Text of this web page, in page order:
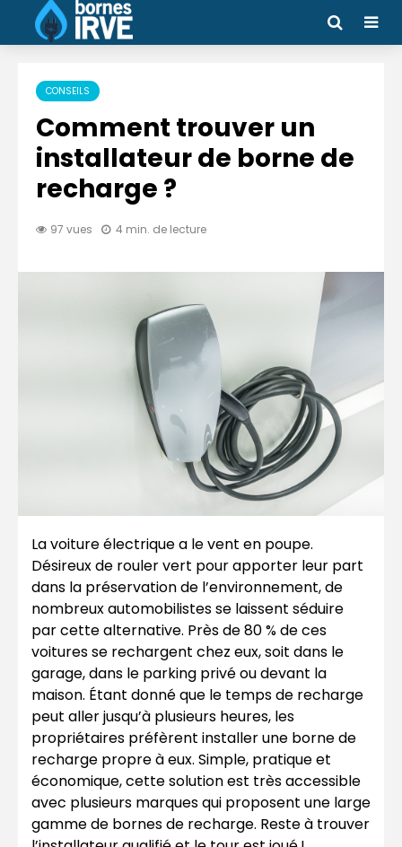
CONSEILS
Comment trouver un
installateur de borne de
recharge ?
97 vues 4 min. de lecture
La voiture électrique a le vent en poupe.
Désireux de rouler vert pour apporter leur part
dans la préservation de l’environnement, de
nombreux automobilistes se laissent séduire
par cette alternative. Près de 80 % de ces
voitures se rechargent chez eux, soit dans le
garage, dans le parking privé ou devant la
maison. Étant donné que le temps de recharge
peut aller jusqu’à plusieurs heures, les
propriétaires préfèrent installer une borne de
recharge propre à eux. Simple, pratique et
économique, cette solution est très accessible
avec plusieurs marques qui proposent une large
gamme de bornes de recharge. Reste à trouver